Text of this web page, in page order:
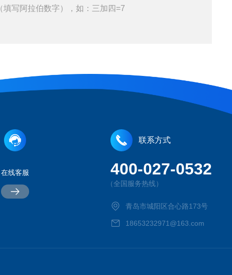
填写阿拉伯数字），如：三加四=7
在线客服
联系方式
400-027-0532
（全国服务热线）
青岛市城阳区合心路173号
18653232971@163.com